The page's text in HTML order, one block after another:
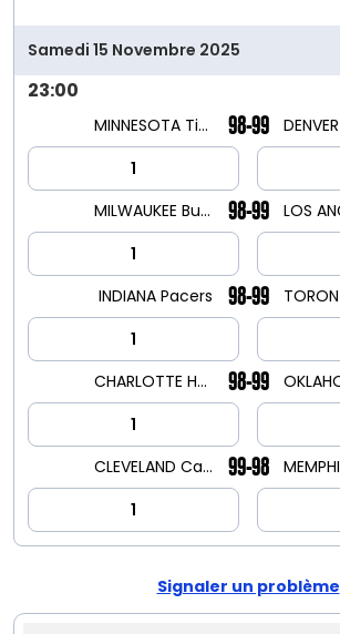
Samedi 15 Novembre 2025
23:00
MINNESOTA Timberwolves
1
98-99
MILWAUKEE Bucks
1
98-99
INDIANA Pacers
1
98-99
CHARLOTTE Hornets
1
98-99
CLEVELAND Cavaliers
1
99-98
Signaler un problème